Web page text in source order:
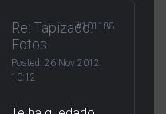
Re: Tapizado.
Fotos
Posted: 26 Nov 2012
10:12
#101188